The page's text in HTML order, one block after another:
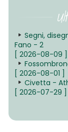
Segni,
Fano - 2
[ 2026-08-09 ]
[ 2026-08-01 ]
Civetta -
[ 2026-07-29 ]